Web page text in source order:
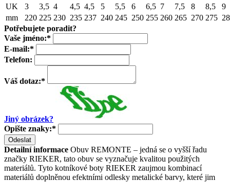
UK
3 3,5 4 4,5 4,5 5 5,5 6 6,5 7 7,5 8 8,5
9
mm
220 225 230 235 237 240 245 250 255 260 265 270 275
Potřebujete poradit?
Vaše jméno:*
E-mail:*
Telefon:
Váš dotaz:*
Jiný obrázek?
Opište znaky:*
Odeslat
Detailní informace Obuv REMONTE – jedná se o vyšší řadu
značky RIEKER, tato obuv se vyznačuje kvalitou použitých
materiálů. Tyto kotníkové boty RIEKER zaujmou kombinací
materiálů doplněnou efektními odlesky metalické barvy, které jim